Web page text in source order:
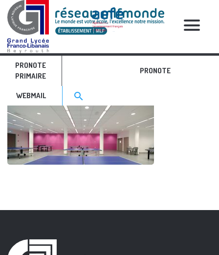
PRONOTE
PRIMAIRE
PRONOTE
WEBMAIL Search for:>
search
RELATIVE POSTS
sl-1